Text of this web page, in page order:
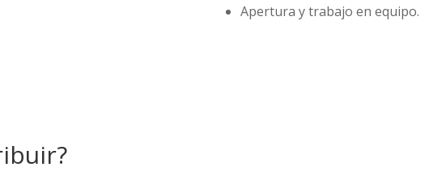
Apertura y trabajo en equipo.